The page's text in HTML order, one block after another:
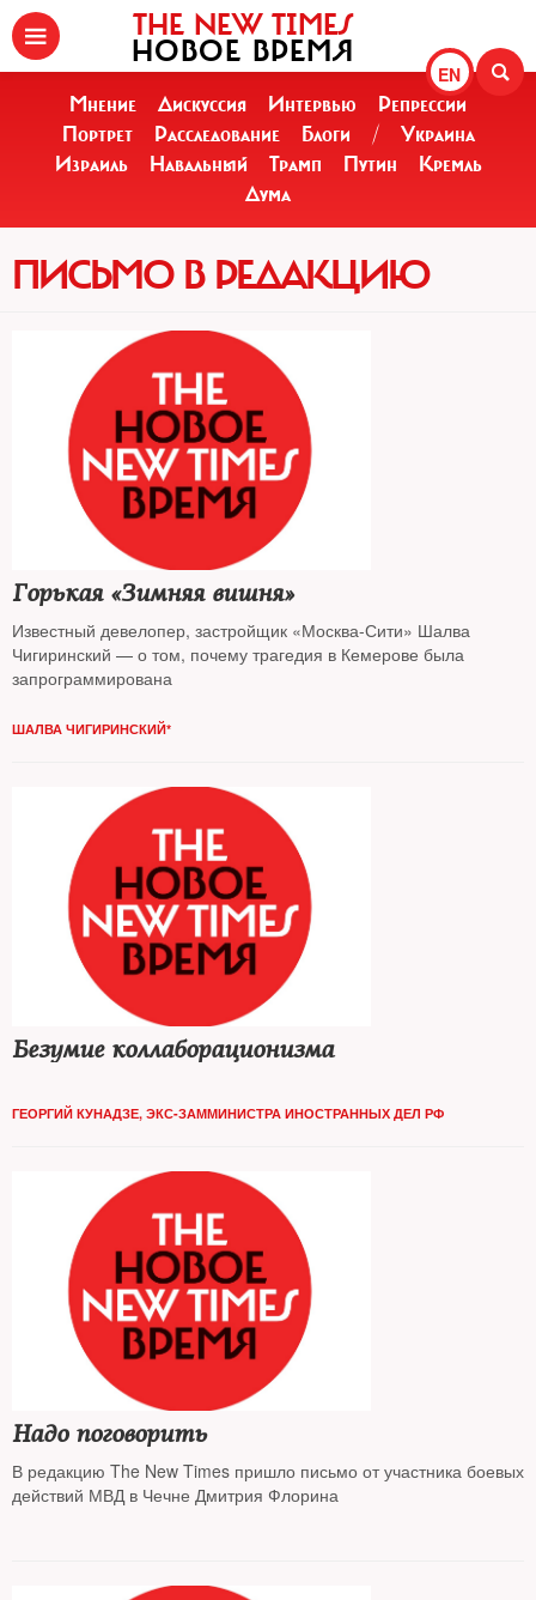
EN
THE NEW TIMES
НОВОЕ ВРЕМЯ
Мнение Дискуссия Интервью
Репрессии
Портрет
Расследование Блоги /
Украина
Израиль
Навальный Трамп Путин
Кремль
Дума
ПИСЬМО В РЕДАКЦИЮ
Горькая «Зимняя вишня»
Известный девелопер, застройщик «Москва-Сити» Шалва
Чигиринский — о том, почему трагедия в Кемерове была
запрограммирована
ШАЛВА ЧИГИРИНСКИЙ*
Безумие коллаборационизма
ГЕОРГИЙ КУНАДЗЕ, ЭКС-ЗАММИНИСТРА ИНОСТРАННЫХ ДЕЛ РФ
Надо поговорить
В редакцию The New Times пришло письмо от участника боевых
действий МВД в Чечне Дмитрия Флорина